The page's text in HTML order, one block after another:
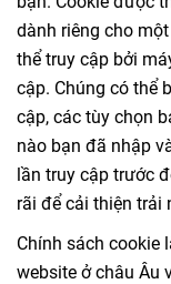
dành riêng cho
thể truy cập bởi
cập. Chúng có thể
cập, các tùy chọn
nào bạn đã nhập
lần truy cập trước
rãi để cải thiện trải
Chính sách cookie
website ở châu Âu